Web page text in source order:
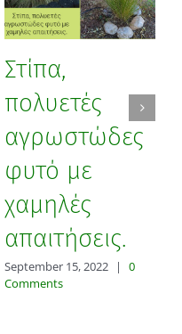
Στίπα,
πολυετές
αγρωστώδες
φυτό με
χαμηλές
απαιτήσεις.
September 15, 2022 |
0
Comments